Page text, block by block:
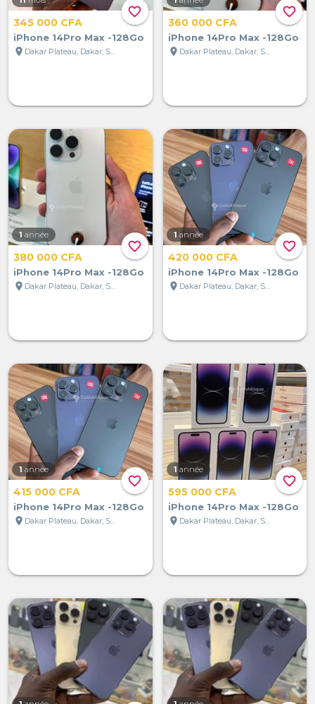
favorite_border
345 000 CFA
iPhone 14Pro Max -128Go
location_on
Dakar Plateau, Dakar, Sénégal
favorite_border
360 000 CFA
iPhone 14Pro Max -128Go
location_on
Dakar Plateau, Dakar, Sénégal
favorite_border
1 année
380 000 CFA
iPhone 14Pro Max -128Go
location_on
Dakar Plateau, Dakar, Sénégal
favorite_border
1 année
420 000 CFA
iPhone 14Pro Max -128Go
location_on
Dakar Plateau, Dakar, Sénégal
favorite_border
1 année
415 000 CFA
iPhone 14Pro Max -128Go
location_on
Dakar Plateau, Dakar, Sénégal
favorite_border
1 année
595 000 CFA
iPhone 14Pro Max -128Go
location_on
Dakar Plateau, Dakar, Sénégal